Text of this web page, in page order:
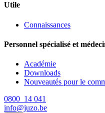
Utile
Connaissances
Personnel spécialisé et
Académie
Downloads
Nouveautés pour le
0800 14 041
info@juzo.be